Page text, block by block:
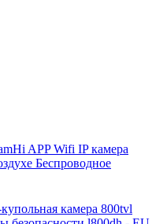
APP Wifi IP камера
Беспроводное